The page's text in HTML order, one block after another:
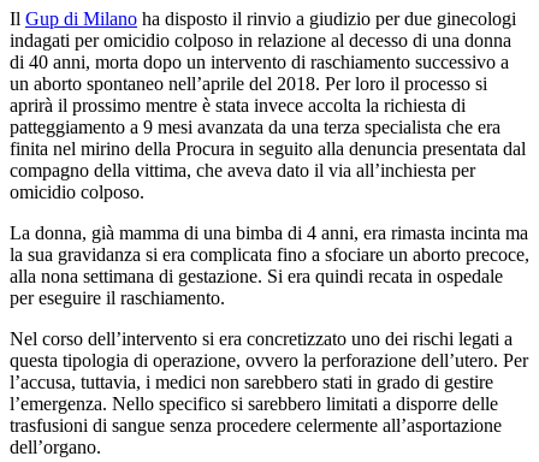
Il Gup di Milano ha disposto il rinvio a giudizio per due ginecologi
indagati per omicidio colposo in relazione al decesso di una donna
di 40 anni, morta dopo un intervento di raschiamento successivo a
un aborto spontaneo nell’aprile del 2018. Per loro il processo si
aprirà il prossimo mentre è stata invece accolta la richiesta di
patteggiamento a 9 mesi avanzata da una terza specialista che era
finita nel mirino della Procura in seguito alla denuncia presentata dal
compagno della vittima, che aveva dato il via all’inchiesta per
omicidio colposo.
La donna, già mamma di una bimba di 4 anni, era rimasta incinta ma
la sua gravidanza si era complicata fino a sfociare un aborto precoce,
alla nona settimana di gestazione. Si era quindi recata in ospedale
per eseguire il raschiamento.
Nel corso dell’intervento si era concretizzato uno dei rischi legati a
questa tipologia di operazione, ovvero la perforazione dell’utero. Per
l’accusa, tuttavia, i medici non sarebbero stati in grado di gestire
l’emergenza. Nello specifico si sarebbero limitati a disporre delle
trasfusioni di sangue senza procedere celermente all’asportazione
dell’organo.